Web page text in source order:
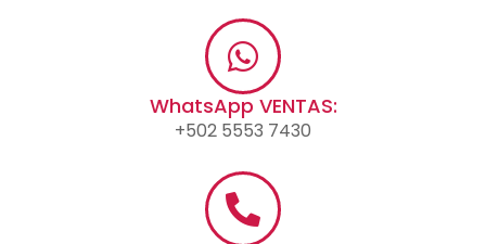
WhatsApp VENTAS:
+502 5553 7430